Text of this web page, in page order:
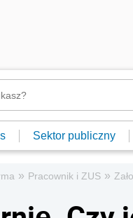
Sektor publiczny
» Pracownik i ZUS »